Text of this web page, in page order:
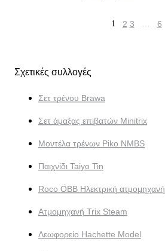
1 2 3 … 6
Σχετικές συλλογές
Σετ τρένου Brawa
Σετ άμαξας επιβατών Minitrix
Μοντέλα τρένων Piko NMBS
Παιχνίδι Taiyo Tin
Roco ÖBB Ηλεκτρική ατμομηχανή
Ατμομηχανή Trix Steam
Λεωφορείο Hachette Model